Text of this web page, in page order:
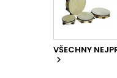
VŠECHNY
